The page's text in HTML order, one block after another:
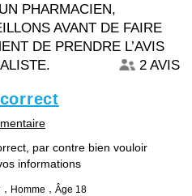
PHARMACIEN,
AVANT DE FAIRE
DE PRENDRE L’AVIS
2 AVIS
par contre bien vouloir
informations
Homme
Âge 18